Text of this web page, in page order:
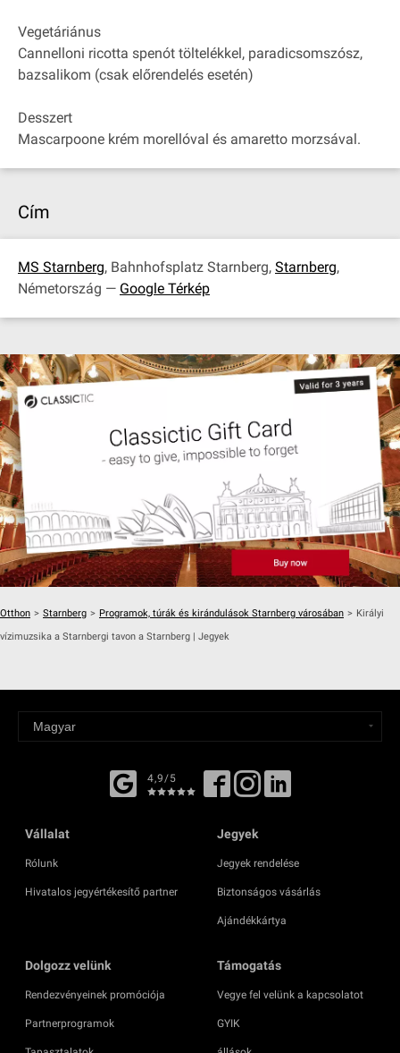
Vegetáriánus
Cannelloni ricotta spenót töltelékkel, paradicsomszósz,
bazsalikom (csak előrendelés esetén)
Desszert
Mascarpoone krém morellóval és amaretto morzsával.
Cím
MS Starnberg, Bahnhofsplatz Starnberg, Starnberg,
Németország — Google Térkép
Otthon > Starnberg > Programok, túrák és kirándulások Starnberg városában > Királyi
vízimuzsika a Starnbergi tavon a Starnberg | Jegyek
4,9/5
Vállalat
Rólunk
Hivatalos jegyértékesítő partner
Jegyek
Jegyek rendelése
Biztonságos vásárlás
Ajándékkártya
Dolgozz velünk
Rendezvényeinek promóciója
Partnerprogramok
Támogatás
Vegye fel velünk a kapcsolatot
GYIK